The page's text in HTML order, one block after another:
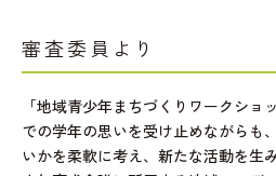
審査委員より
「地域青少年まちづくりワークショ
での学年の思いを受け止めながらも
いかを柔軟に考え、新たな活動を生